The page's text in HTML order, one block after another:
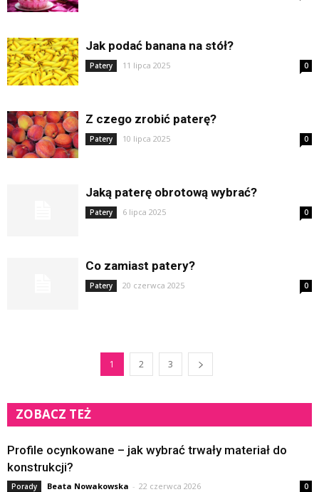
Jak podać banana na stół?
Patery 11 lipca 2025 0
Z czego zrobić paterę?
Patery 10 lipca 2025 0
Jaką paterę obrotową wybrać?
Patery 6 lipca 2025 0
Co zamiast patery?
Patery 20 czerwca 2025 0
1 2 3
ZOBACZ TEŻ
Profile ocynkowane – jak wybrać trwały materiał do
konstrukcji?
Porady Beata Nowakowska - 22 czerwca 2026 0